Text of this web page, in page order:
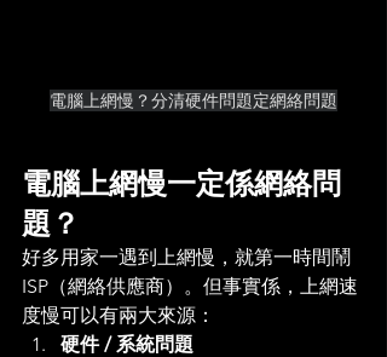
電腦上網慢？分清硬件問題定網絡問題
電腦上網慢一定係網絡問
題？
好多用家一遇到上網慢，就第一時間鬧
ISP（網絡供應商）。但事實係，上網速
度慢可以有兩大來源：
硬件 / 系統問題